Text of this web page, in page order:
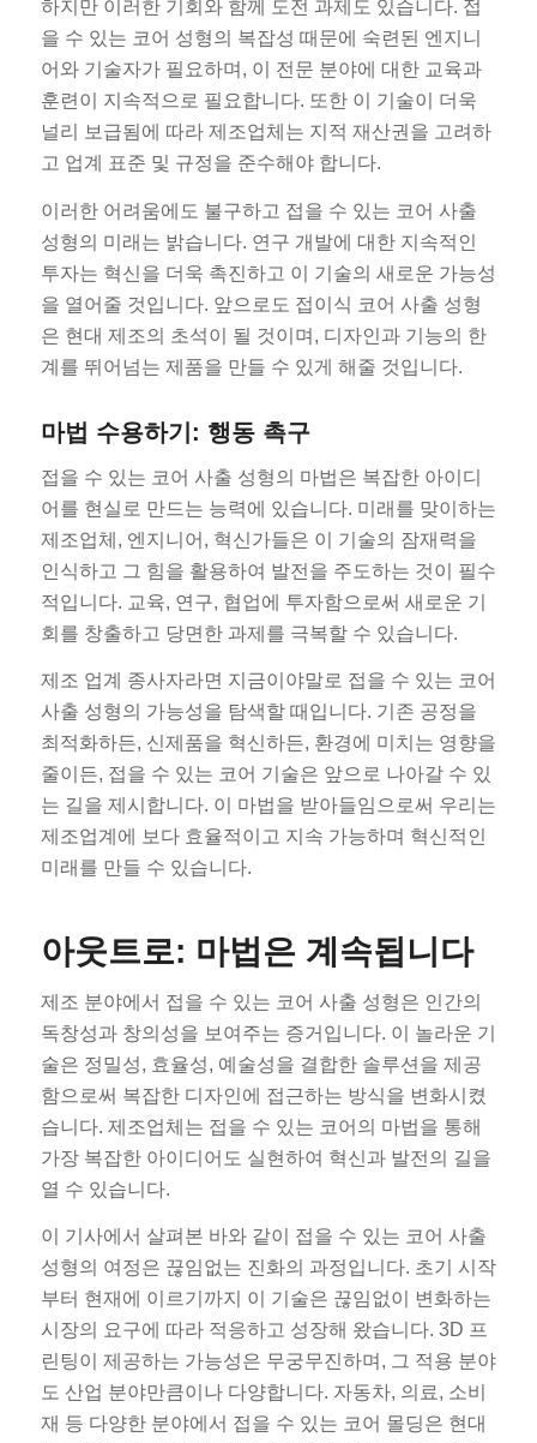
하지만 이러한 기회와 함께 도전 과제도 있습니다. 접
을 수 있는 코어 성형의 복잡성 때문에 숙련된 엔지니
어와 기술자가 필요하며, 이 전문 분야에 대한 교육과
훈련이 지속적으로 필요합니다. 또한 이 기술이 더욱
널리 보급됨에 따라 제조업체는 지적 재산권을 고려하
고 업계 표준 및 규정을 준수해야 합니다.
이러한 어려움에도 불구하고 접을 수 있는 코어 사출
성형의 미래는 밝습니다. 연구 개발에 대한 지속적인
투자는 혁신을 더욱 촉진하고 이 기술의 새로운 가능성
을 열어줄 것입니다. 앞으로도 접이식 코어 사출 성형
은 현대 제조의 초석이 될 것이며, 디자인과 기능의 한
계를 뛰어넘는 제품을 만들 수 있게 해줄 것입니다.
마법 수용하기: 행동 촉구
접을 수 있는 코어 사출 성형의 마법은 복잡한 아이디
어를 현실로 만드는 능력에 있습니다. 미래를 맞이하는
제조업체, 엔지니어, 혁신가들은 이 기술의 잠재력을
인식하고 그 힘을 활용하여 발전을 주도하는 것이 필수
적입니다. 교육, 연구, 협업에 투자함으로써 새로운 기
회를 창출하고 당면한 과제를 극복할 수 있습니다.
제조 업계 종사자라면 지금이야말로 접을 수 있는 코어
사출 성형의 가능성을 탐색할 때입니다. 기존 공정을
최적화하든, 신제품을 혁신하든, 환경에 미치는 영향을
줄이든, 접을 수 있는 코어 기술은 앞으로 나아갈 수 있
는 길을 제시합니다. 이 마법을 받아들임으로써 우리는
제조업계에 보다 효율적이고 지속 가능하며 혁신적인
미래를 만들 수 있습니다.
아웃트로: 마법은 계속됩니다
제조 분야에서 접을 수 있는 코어 사출 성형은 인간의
독창성과 창의성을 보여주는 증거입니다. 이 놀라운 기
술은 정밀성, 효율성, 예술성을 결합한 솔루션을 제공
함으로써 복잡한 디자인에 접근하는 방식을 변화시켰
습니다. 제조업체는 접을 수 있는 코어의 마법을 통해
가장 복잡한 아이디어도 실현하여 혁신과 발전의 길을
열 수 있습니다.
이 기사에서 살펴본 바와 같이 접을 수 있는 코어 사출
성형의 여정은 끊임없는 진화의 과정입니다. 초기 시작
부터 현재에 이르기까지 이 기술은 끊임없이 변화하는
시장의 요구에 따라 적응하고 성장해 왔습니다. 3D 프
린팅이 제공하는 가능성은 무궁무진하며, 그 적용 분야
도 산업 분야만큼이나 다양합니다. 자동차, 의료, 소비
재 등 다양한 분야에서 접을 수 있는 코어 몰딩은 현대